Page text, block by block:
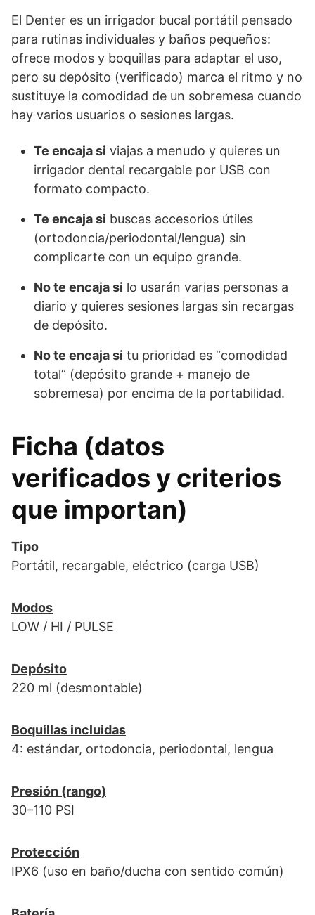
El Denter es un irrigador bucal portátil pensado
para rutinas individuales y baños pequeños:
ofrece modos y boquillas para adaptar el uso,
pero su depósito (verificado) marca el ritmo y no
sustituye la comodidad de un sobremesa cuando
hay varios usuarios o sesiones largas.
Te encaja si viajas a menudo y quieres un
irrigador dental recargable por USB con
formato compacto.
Te encaja si buscas accesorios útiles
(ortodoncia/periodontal/lengua) sin
complicarte con un equipo grande.
No te encaja si lo usarán varias personas a
diario y quieres sesiones largas sin recargas
de depósito.
No te encaja si tu prioridad es “comodidad
total” (depósito grande + manejo de
sobremesa) por encima de la portabilidad.
Ficha (datos
verificados y criterios
que importan)
Tipo
Portátil, recargable, eléctrico (carga USB)
Modos
LOW / HI / PULSE
Depósito
220 ml (desmontable)
Boquillas incluidas
4: estándar, ortodoncia, periodontal, lengua
Presión (rango)
30–110 PSI
Protección
IPX6 (uso en baño/ducha con sentido común)